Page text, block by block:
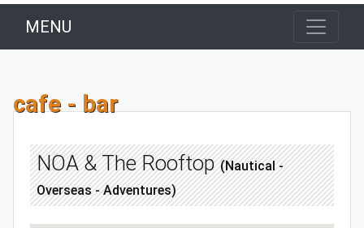
MENU
cafe - bar
ΝΟΑ & The Rooftop(Nautical -
Overseas - Adventures)